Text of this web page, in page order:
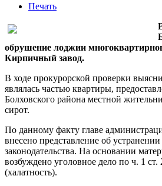
Печать
обрушение лоджии
Кирпичный завод.
В ходе прокурорской проверки
являлась частью квартиры,
Болховского района местной
сирот.
По данному факту главе
внесено представление об
законодательства. На основании
возбуждено уголовное дело по ч. 1
(халатность).